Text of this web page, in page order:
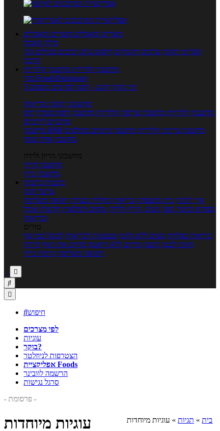
מוצרים ומאכלים מוצרים ומאכלים
מילון האוכל
תפריטי תזונה ערכים תזונתיים חיפוש ע"פ רכיבים מכילים הכי
הרבה
מחשבון קלוריות מחשבון קלוריות
מנוי FoodsDictionary
5 ימי ניסיון חינם - לחצו לפרטים נוספים
מחשבוני תזונה ובריאות
מחשבון קלוריות מחשבון שריפת קלוריות מחשבון דופק מטרה יחס
מותניים לירכיים
מחשבון BMI
מחשבון צריכת קלוריות מחשבון מינונים מומלצים
מחשבון אחוז שומן
מחשבוני הריון ולידה
מחשבון הריון
מחשבון ביוץ
כתבות כתבות
ערוצי תוכן
איך להכין בית ומשפחה בריאות מחלות ובעיות רפואה משלימה
ספורט וכושר גופני נשים, הריון ולידה טיפים והמלצות חדשות אוכל
ובריאות
טורים
בריאות בצלחת טעים ללא גלוטן טבעונות לבריאות לבשל כמו שף
תזונה לבטן רגועה מרזים ללא דיאטה מזיזים את הגוף הרזיה
ורפואה משלימה גורמה ביתי



חיפוש
לפי מצרכים
עוגיות
בוקר?
הצטרפות לניוזלטר
אפליקציית Foods
הרשמה לוובינר
סרגל נגישות
- פרסומת -
בית » תגיות » עוגיות מיוחדות עוגיות מיוחדות